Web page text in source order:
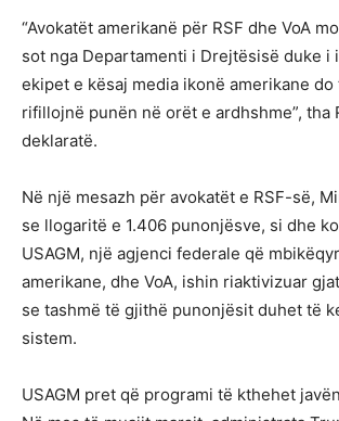
“Avokatët amerikanë për RSF dhe VoA
sot nga Departamenti i Drejtësisë duke i
ekipet e kësaj media ikonë amerikane do
rifillojnë punën në orët e ardhshme”, tha
deklaratë.
Në një mesazh për avokatët e RSF-së,
se llogaritë e 1.406 punonjësve, si dhe
USAGM, një agjenci federale që
amerikane, dhe VoA, ishin riaktivizuar
se tashmë të gjithë punonjësit duhet të
sistem.
USAGM pret që programi të kthehet